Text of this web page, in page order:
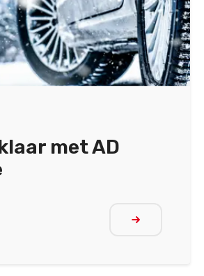
met AD
Meer lezen